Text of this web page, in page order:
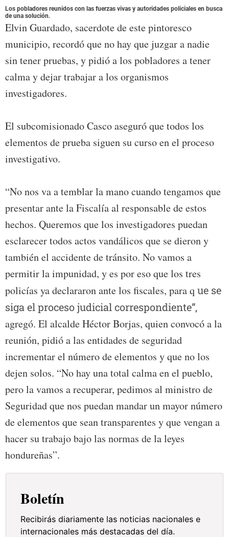
Los pobladores reunidos con las fuerzas vivas y autoridades policiales en busca
de una solución.
Elvin Guardado, sacerdote de este pintoresco
municipio, recordó que no hay que juzgar a nadie
sin tener pruebas, y pidió a los pobladores a tener
calma y dejar trabajar a los organismos
investigadores.
El subcomisionado Casco aseguró que todos los
elementos de prueba siguen su curso en el proceso
investigativo.
“No nos va a temblar la mano cuando tengamos que
presentar ante la Fiscalía al responsable de estos
hechos. Queremos que los investigadores puedan
esclarecer todos actos vandálicos que se dieron y
también el accidente de tránsito. No vamos a
permitir la impunidad, y es por eso que los tres
policías ya declararon ante los fiscales, para q ue se
siga el proceso judicial correspondiente”,
agregó. El alcalde Héctor Borjas, quien convocó a la
reunión, pidió a las entidades de seguridad
incrementar el número de elementos y que no los
dejen solos. “No hay una total calma en el pueblo,
pero la vamos a recuperar, pedimos al ministro de
Seguridad que nos puedan mandar un mayor número
de elementos que sean transparentes y que vengan a
hacer su trabajo bajo las normas de la leyes
hondureñas”.
Boletín
Recibirás diariamente las noticias nacionales e
internacionales más destacadas del día.